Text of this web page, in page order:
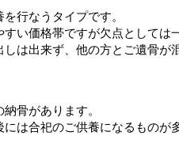
行なうタイプです。
い価格帯ですが欠点としては
は出来ず、他の方とご遺骨が
骨があります。
は合祀のご供養になるものが